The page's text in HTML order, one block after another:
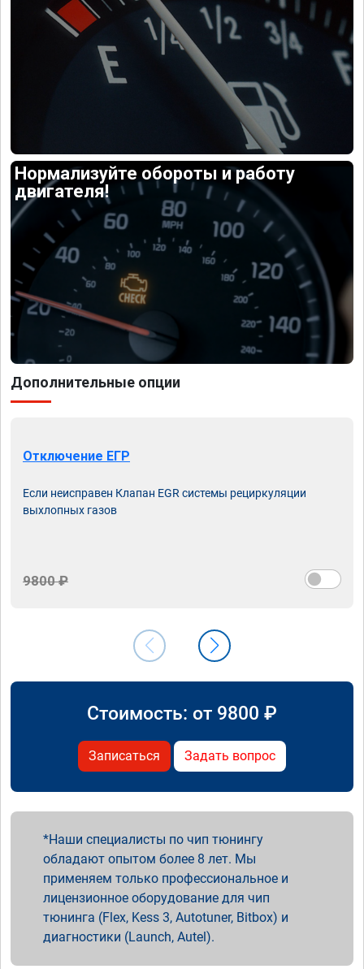
Нормализуйте обороты и работу
двигателя!
Дополнительные опции
Отключение ЕГР
Если неисправен Клапан EGR системы рециркуляции
выхлопных газов
9800 ₽
Стоимость: от 9800 ₽
Записаться Задать вопрос
Наши специалисты по чип тюнингу
обладают опытом более 8 лет. Мы
применяем только профессиональное и
лицензионное оборудование для чип
тюнинга (Flex, Kess 3, Autotuner, Bitbox) и
диагностики (Launch, Autel).